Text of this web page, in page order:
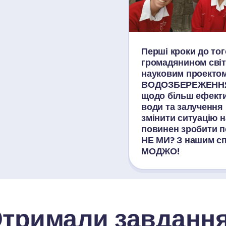
Перші кроки до
громадянином
науковим
щодо більш
води та
змінити ситуацію
повинен зробити
НЕ МИ? З нашим
МОДЖО!